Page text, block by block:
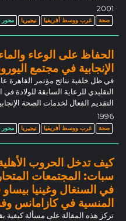
2001
صحة غرب ووسط أفريقيا نيجيريا محور
الحفاظ على الوعاء
الإنجابية في مجتمع
التقليدي للرعاية السابقة للولادة
التقديم الفعال لخدمات الصحة
1996
صحة غرب ووسط أفريقيا نيجيريا محور
كيف تدخل الحروب
سبات: المجتمعات
في السنغال وغينيا
المنسية في كازامانس
تركز هذه المقالة على مسألة كيفية